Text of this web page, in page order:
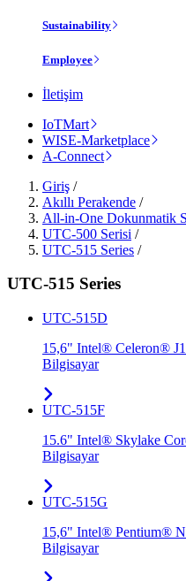
Sustainability
Employee
İletişim
IoTMart
WISE-Marketplace
A-Connect
Giriş /
Akıllı Perakende /
All-in-One Dokunmatik
UTC-500 Serisi /
UTC-515 Series /
UTC-515 Series
UTC-515D
15,6" Intel® Celeron®
Bilgisayar
UTC-515F
15.6" Intel® Skylake
Bilgisayar
UTC-515G
15,6" Intel® Pentium®
Bilgisayar